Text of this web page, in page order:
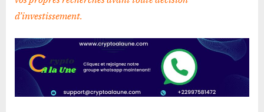
d’investissement.